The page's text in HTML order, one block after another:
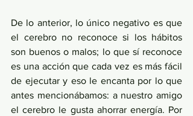
De lo anterior, lo único negativo es que
el cerebro no reconoce si los hábitos
son buenos o malos; lo que sí reconoce
es una acción que cada vez es más fácil
de ejecutar y eso le encanta por lo que
antes mencionábamos: a nuestro amigo
el cerebro le gusta ahorrar energía. Por